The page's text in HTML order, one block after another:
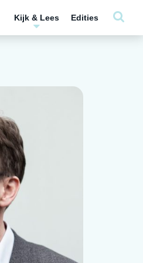
Kijk & Lees Edities